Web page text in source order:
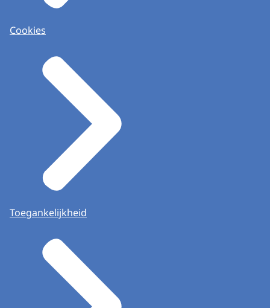
Cookies
Toegankelijkheid